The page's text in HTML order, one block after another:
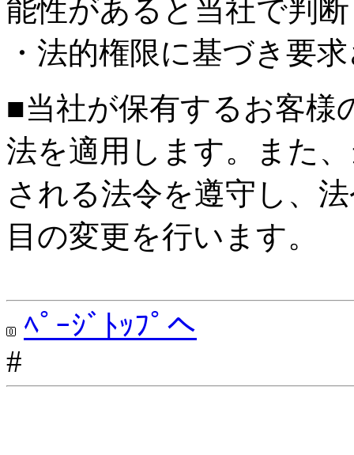
能性があると当社で判
・法的権限に基づき要
■当社が保有するお客様
法を適用します。また
される法令を遵守し、
目の変更を行います。
ﾍﾟｰｼﾞﾄｯﾌﾟへ
#